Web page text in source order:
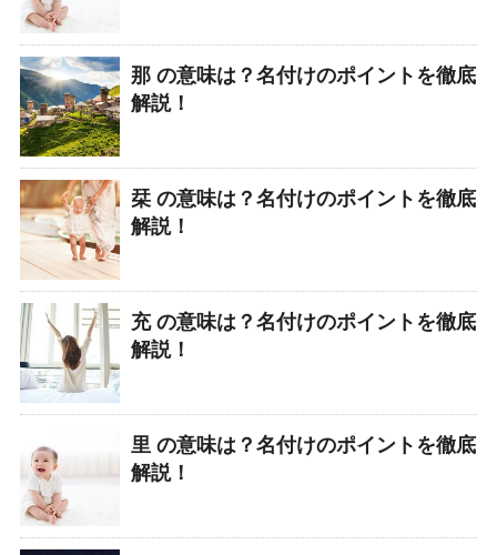
那 の意味は？名付けのポイントを徹底
解説！
栞 の意味は？名付けのポイントを徹底
解説！
充 の意味は？名付けのポイントを徹底
解説！
里 の意味は？名付けのポイントを徹底
解説！